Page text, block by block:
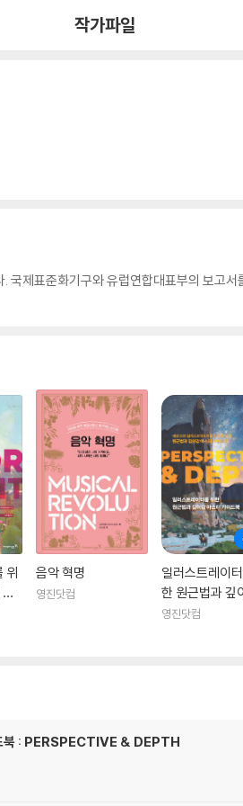
작가파일
국제표준화기구와 유럽연합대표부의 보
위
LI
음악 혁명
영진닷컴
일러스트레이
한 원근법과 깊
마스터 가이드북
영진닷컴
북 : PERSPECTIVE & DEPTH